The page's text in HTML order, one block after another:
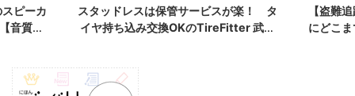
ピーカ
音質改
スタッドレスは保管サービスが楽！ タ
イヤ持ち込み交換OKのTireFitter 武蔵
【盗難
にどこ